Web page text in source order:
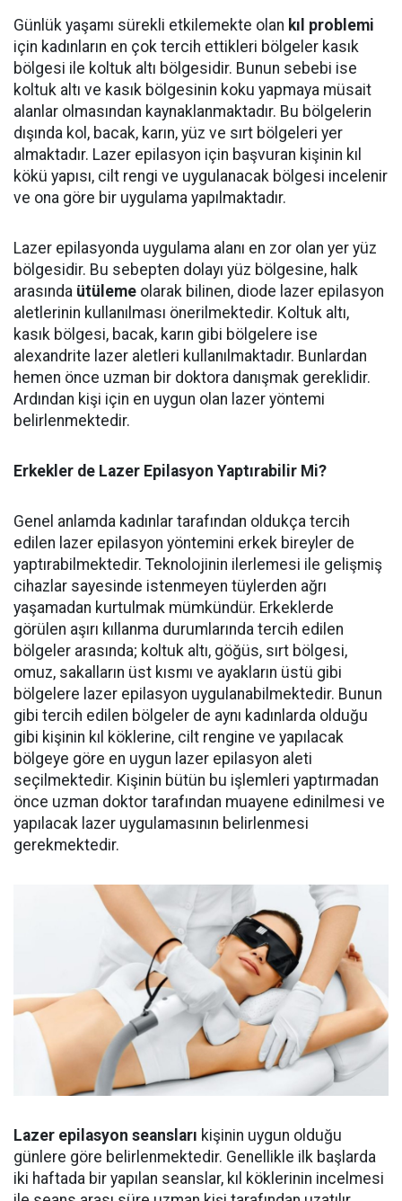
Günlük yaşamı sürekli etkilemekte olan kıl problemi
için kadınların en çok tercih ettikleri bölgeler kasık
bölgesi ile koltuk altı bölgesidir. Bunun sebebi ise
koltuk altı ve kasık bölgesinin koku yapmaya müsait
alanlar olmasından kaynaklanmaktadır. Bu bölgelerin
dışında kol, bacak, karın, yüz ve sırt bölgeleri yer
almaktadır. Lazer epilasyon için başvuran kişinin kıl
kökü yapısı, cilt rengi ve uygulanacak bölgesi incelenir
ve ona göre bir uygulama yapılmaktadır.
Lazer epilasyonda uygulama alanı en zor olan yer yüz
bölgesidir. Bu sebepten dolayı yüz bölgesine, halk
arasında ütüleme olarak bilinen, diode lazer epilasyon
aletlerinin kullanılması önerilmektedir. Koltuk altı,
kasık bölgesi, bacak, karın gibi bölgelere ise
alexandrite lazer aletleri kullanılmaktadır. Bunlardan
hemen önce uzman bir doktora danışmak gereklidir.
Ardından kişi için en uygun olan lazer yöntemi
belirlenmektedir.
Erkekler de Lazer Epilasyon Yaptırabilir Mi?
Genel anlamda kadınlar tarafından oldukça tercih
edilen lazer epilasyon yöntemini erkek bireyler de
yaptırabilmektedir. Teknolojinin ilerlemesi ile gelişmiş
cihazlar sayesinde istenmeyen tüylerden ağrı
yaşamadan kurtulmak mümkündür. Erkeklerde
görülen aşırı kıllanma durumlarında tercih edilen
bölgeler arasında; koltuk altı, göğüs, sırt bölgesi,
omuz, sakalların üst kısmı ve ayakların üstü gibi
bölgelere lazer epilasyon uygulanabilmektedir. Bunun
gibi tercih edilen bölgeler de aynı kadınlarda olduğu
gibi kişinin kıl köklerine, cilt rengine ve yapılacak
bölgeye göre en uygun lazer epilasyon aleti
seçilmektedir. Kişinin bütün bu işlemleri yaptırmadan
önce uzman doktor tarafından muayene edinilmesi ve
yapılacak lazer uygulamasının belirlenmesi
gerekmektedir.
Lazer epilasyon seansları kişinin uygun olduğu
günlere göre belirlenmektedir. Genellikle ilk başlarda
iki haftada bir yapılan seanslar, kıl köklerinin incelmesi